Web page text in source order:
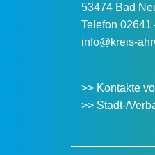
53474 Bad
Telefon 02641
info@kreis-
>> Kontakte
>> Stadt-/